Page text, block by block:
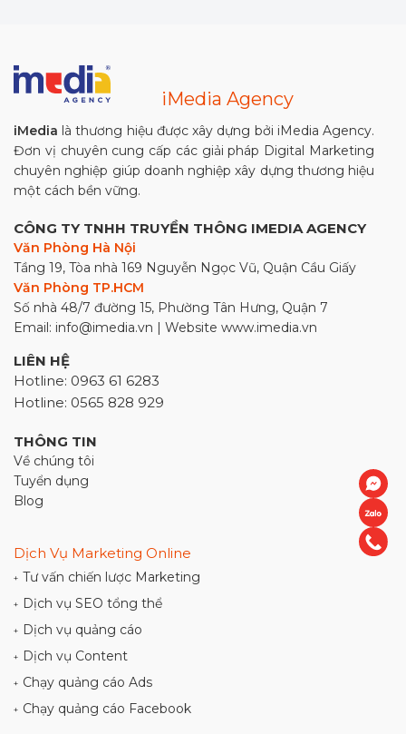
iMedia Agency
iMedia là thương hiệu được xây dựng bởi iMedia Agency.
Đơn vị chuyên cung cấp các giải pháp Digital Marketing
chuyên nghiệp giúp doanh nghiệp xây dựng thương hiệu
một cách bền vững.
CÔNG TY TNHH TRUYỀN THÔNG IMEDIA AGENCY
Văn Phòng Hà Nội
Tầng 19, Tòa nhà 169 Nguyễn Ngọc Vũ, Quận Cầu Giấy
Văn Phòng TP.HCM
Số nhà 48/7 đường 15, Phường Tân Hưng, Quận 7
Email: info@imedia.vn | Website www.imedia.vn
LIÊN HỆ
Hotline: 0963 61 6283
Hotline: 0565 828 929
THÔNG TIN
Về chúng tôi
Tuyển dụng
Blog
Dịch Vụ Marketing Online
+ Tư vấn chiến lược Marketing
+ Dịch vụ SEO tổng thể
+ Dịch vụ quảng cáo
+ Dịch vụ Content
+ Chạy quảng cáo Ads
+ Chạy quảng cáo Facebook